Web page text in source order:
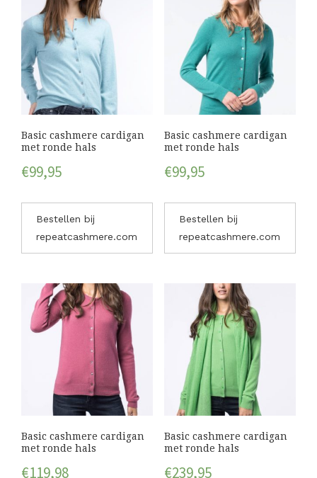
Basic cashmere cardigan
met ronde hals
€99,95
Bestellen bij
repeatcashmere.com
Basic cashmere cardigan
met ronde hals
€99,95
Bestellen bij
repeatcashmere.com
Basic cashmere cardigan
met ronde hals
€119,98
Basic cashmere cardigan
met ronde hals
€239,95